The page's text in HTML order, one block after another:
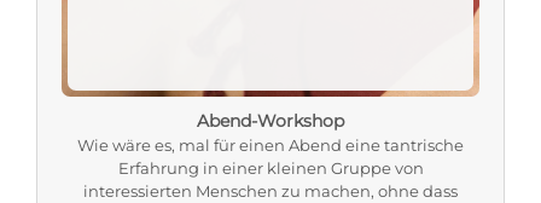
Abend-Workshop
Wie wäre es, mal für einen Abend eine tantrische
Erfahrung in einer kleinen Gruppe von
interessierten Menschen zu machen, ohne dass